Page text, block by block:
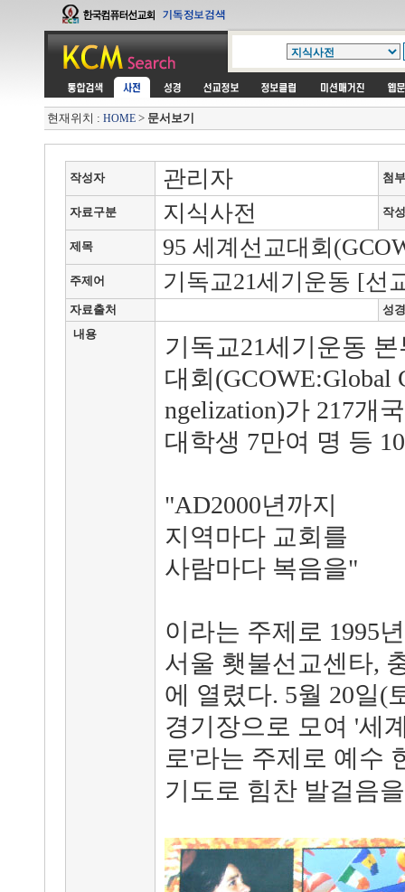
현재위치 : HOME > 문서보기
작성자 관리자 첨
자료구분 지식사전 작
제목 95 세계선교대회
주제어 기독교21세기운동 [선
자료출처
성
내용
기독교21세기운동
대회(GCOWE:Global
ngelization)가 217개
대학생 7만여 명 등
"AD2000년까지
지역마다 교회를
사람마다 복음을"
이라는 주제로 1995
서울 횃불선교센타,
에 열렸다. 5월 20일(
경기장으로 모여 '세
로'라는 주제로 예수
기도로 힘찬 발걸음